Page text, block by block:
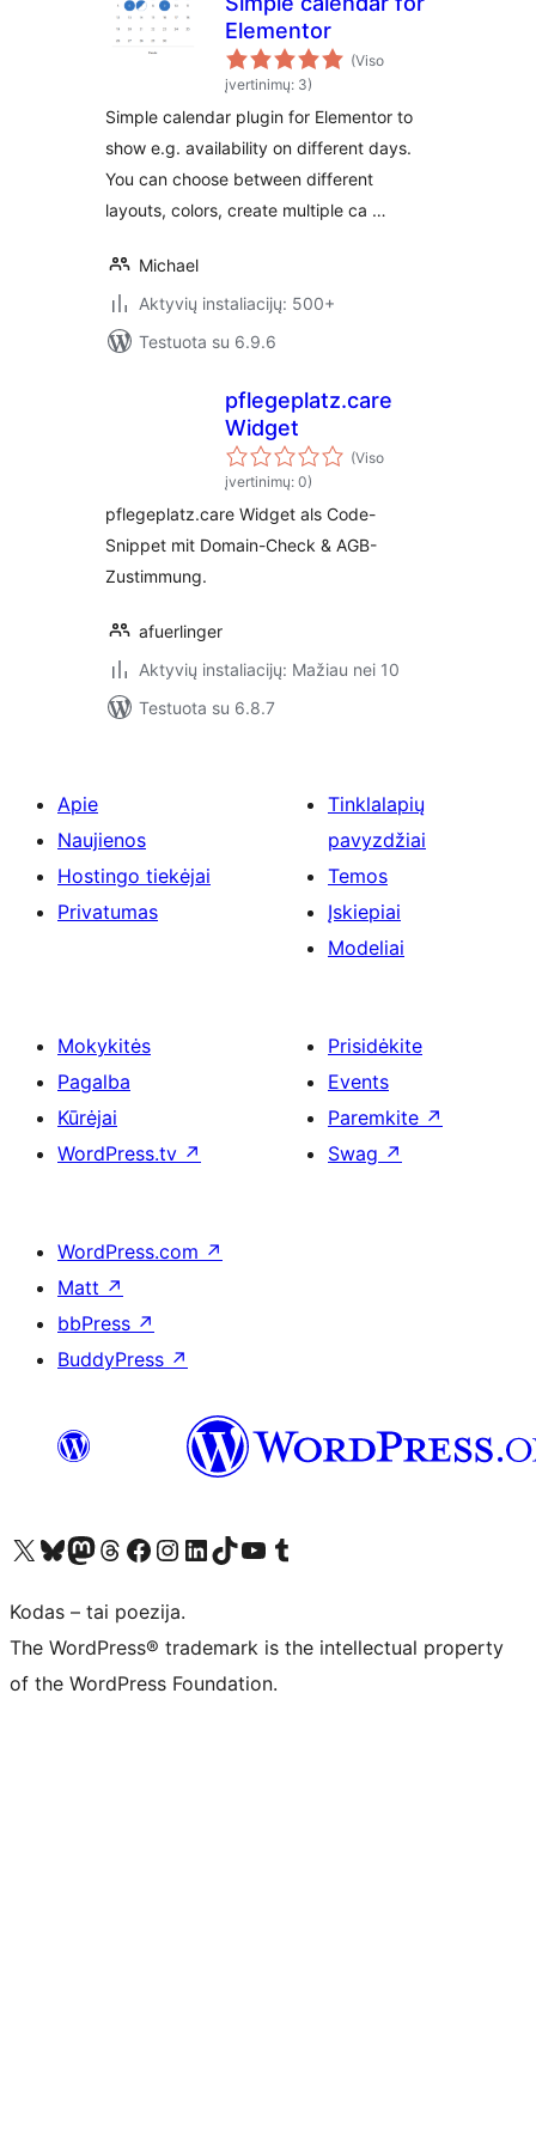
Elementor
(Viso
įvertinimų: 3)
Simple calendar plugin for Elementor to
show e.g. availability on different days.
You can choose between different
layouts, colors, create multiple ca …
Michael
Aktyvių instaliacijų: 500+
Testuota su 6.9.6
pflegeplatz.care
Widget
(Viso
įvertinimų: 0)
pflegeplatz.care Widget als Code-
Snippet mit Domain-Check & AGB-
Zustimmung.
afuerlinger
Aktyvių instaliacijų: Mažiau nei 10
Testuota su 6.8.7
Apie
Naujienos
Hostingo tiekėjai
Privatumas
Tinklalapių
pavyzdžiai
Temos
Įskiepiai
Modeliai
Mokykitės
Pagalba
Kūrėjai
WordPress.tv ↗
Prisidėkite
Events
Paremkite ↗
Swag ↗
WordPress.com ↗
Matt ↗
bbPress ↗
BuddyPress ↗
Visit our X (formerly Twitter) account
Apsilankykite mūsų Bluesky paskyroje
Visit our Mastodon account
Apsilankykite mūsų Threads paskyroje
Visit our Facebook page
Visit our Instagram account
Visit our LinkedIn account
Apsilankykite mūsų TikTok paskyroje
Visit our YouTube channel
Apsilankykite mūsų Tumblr paskyroje
Kodas – tai poezija.
The WordPress® trademark is the intellectual property
of the WordPress Foundation.